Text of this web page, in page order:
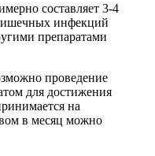
составляет 3-4
инфекций
препаратами
проведение
для достижения
на
в месяц можно